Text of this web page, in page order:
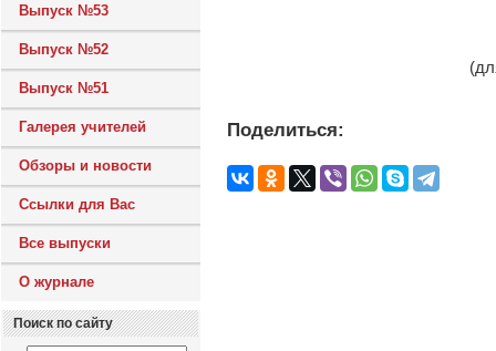
Выпуск №53
Выпуск №52
Выпуск №51
Галерея учителей
Обзоры и новости
Ссылки для Вас
Все выпуски
О журнале
Поиск по сайту
Поделиться: